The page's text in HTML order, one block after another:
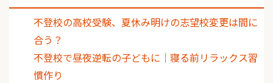
不登校の高校受験、夏休み明けの志望校変更は間に
合う？
不登校で昼夜逆転の子どもに｜寝る前リラックス習
慣作り